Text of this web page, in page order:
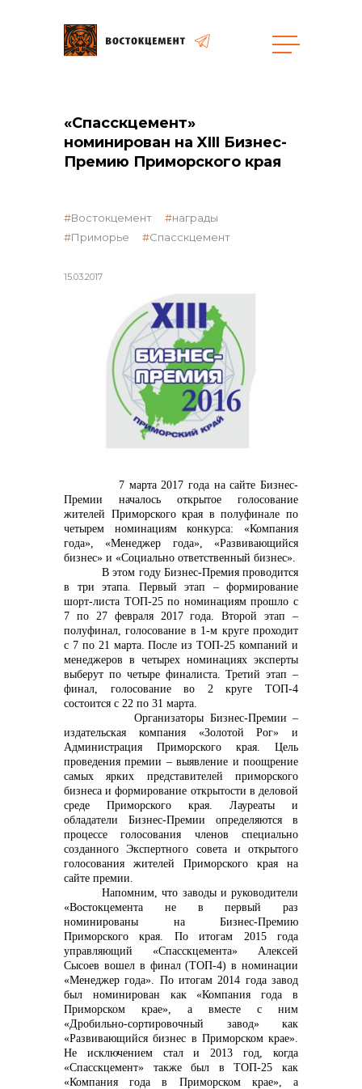
Закупки
общая информация
объявленные закупки
реализация неликвидов
контакты отдела закупок
Контакты
+7 (423) 234 50 50
info@vostokcement.ru
«Спасскцемент»
номинирован на XIII Бизнес-
Премию Приморского края
15.03.2017
Востокцемент
награды
Приморье
Спасскцемент
7 марта 2017 года на сайте Бизнес-
Премии началось открытое голосование
жителей Приморского края в полуфинале по
четырем номинациям конкурса: «Компания
года»,«Менеджер года», «Развивающийся
бизнес» и «Социально ответственный бизнес».
В этом году Бизнес-Премия проводится
в три этапа. Первый этап – формирование
шорт-листа ТОП-25 по номинациям прошло с
7 по 27 февраля 2017 года. Второй этап –
полуфинал, голосование в 1-м круге проходит
с 7 по 21 марта. После из ТОП-25 компаний и
менеджеров в четырех номинациях эксперты
выберут по четыре финалиста. Третий этап –
финал, голосование во 2 круге ТОП-4
состоится с 22 по 31 марта.
Организаторы Бизнес-Премии –
издательская компания «Золотой Рог» и
Администрация Приморского края. Цель
проведения премии – выявление и поощрение
самых ярких представителей приморского
бизнеса и формирование открытости в деловой
среде Приморского края. Лауреаты и
обладатели Бизнес-Премии определяются в
процессе голосования членов специально
созданного Экспертного совета и открытого
голосования жителей Приморского края на
сайте премии.
Напомним, что заводы и руководители
«Востокцемента не в первый раз
номинированы на Бизнес-Премию
Приморского края. По итогам 2015 года
управляющий «Спасскцемента» Алексей
Сысоев вошел в финал (ТОП-4) в номинации
«Менеджер года». По итогам 2014 года завод
был номинирован как «Компания года в
Приморском крае», а вместе с ним
«Дробильно-сортировочный завод» как
«Развивающийся бизнес в Приморском крае».
Не исключением стал и 2013 год, когда
«Спасскцемент» также был в ТОП-25 как
«Компания года в Приморском крае», а